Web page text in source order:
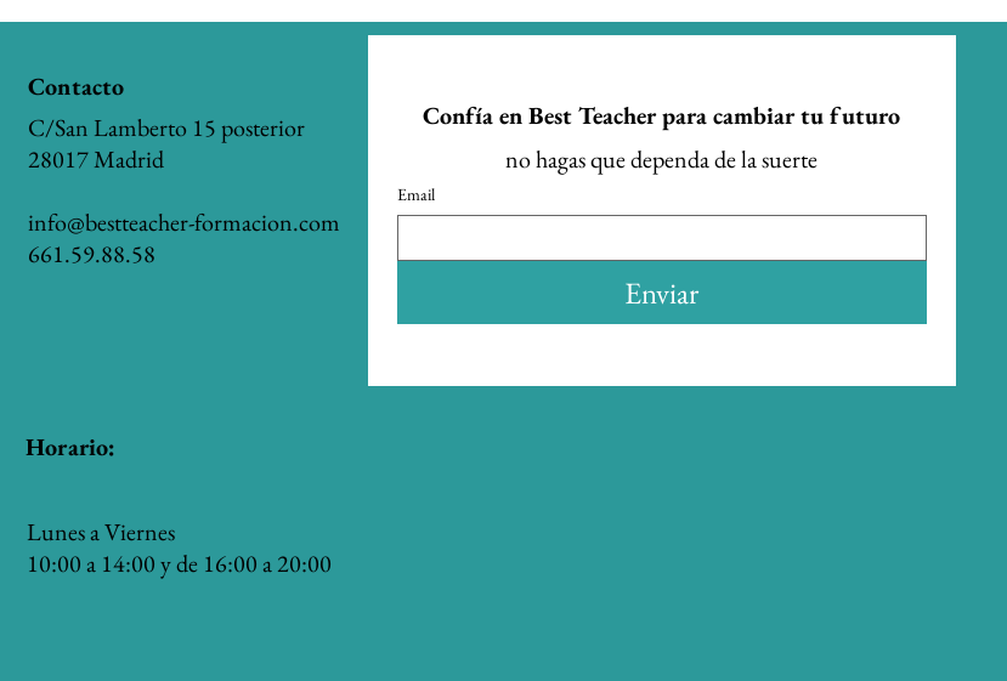
C/San Lamberto 15 posterior
28017 Madrid
info@bestteacher-formacion.com
661.59.88.58
Contacto
Confía en Best Teacher para cambiar tu futuro
no hagas que dependa de la suerte
Email
Enviar
Horario:
Lunes a Viernes
10:00 a 14:00 y de 16:00 a 20:00